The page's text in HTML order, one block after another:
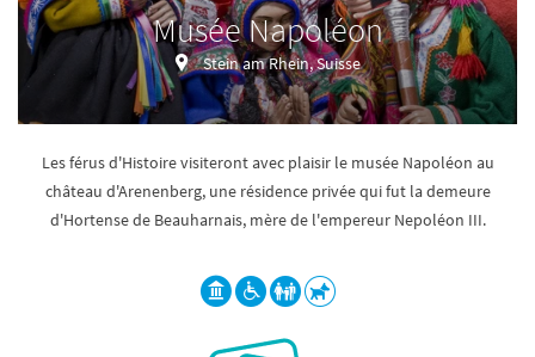
Musée Napoléon
Stein am Rhein, Suisse
Les férus d'Histoire visiteront avec plaisir le musée Napoléon au
château d'Arenenberg, une résidence privée qui fut la demeure
d'Hortense de Beauharnais, mère de l'empereur Nepoléon III.